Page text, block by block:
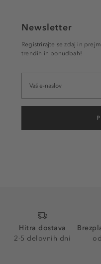
Newsletter
Registrirajte se zdaj in
trendih in ponudbah!
Hitra dostava
2-5 delovnih dni